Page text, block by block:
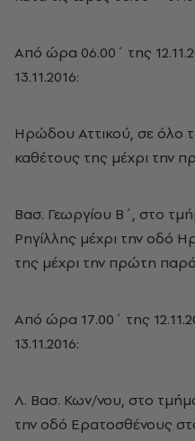
Από ώρα 06.00΄ της
13.11.2016:
Ηρώδου Αττικού, σε όλο
καθέτους της μέχρι την
Βασ. Γεωργίου Β΄, στο
Ρηγίλλης μέχρι την οδό
της μέχρι την πρώτη
Από ώρα 17.00΄ της
13.11.2016:
Λ. Βασ. Κων/νου, στο
την οδό Ερατοσθένους